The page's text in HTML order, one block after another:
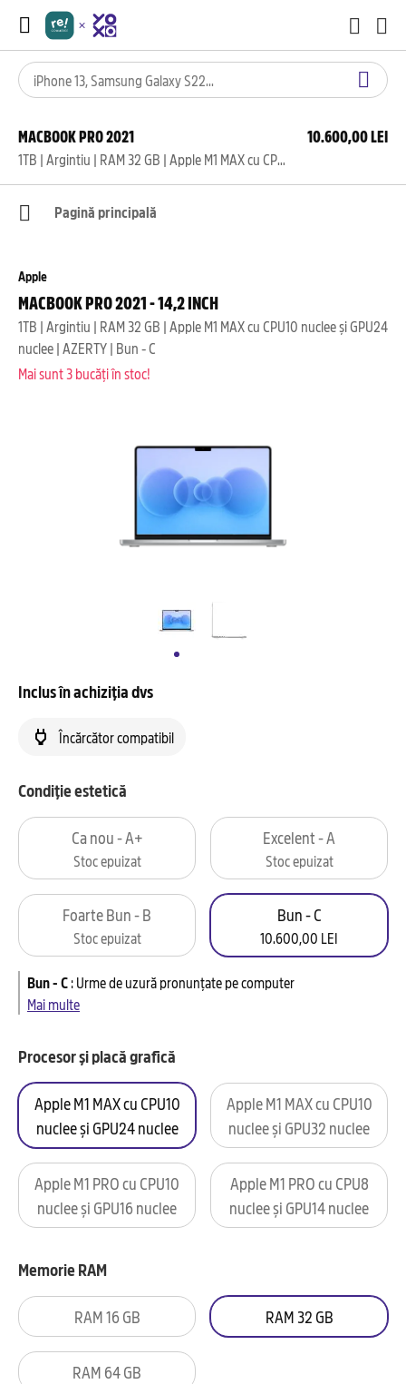
MACBOOK PRO 2021
1TB | Argintiu | RAM 32 GB | Apple M1 MAX cu CPU10 nuclee și GPU24 nuclee | AZERTY | Bun - C
10.600,00 LEI
Pagină principală
Apple
MACBOOK PRO 2021 - 14,2 INCH
1TB | Argintiu | RAM 32 GB | Apple M1 MAX cu CPU10 nuclee și GPU24
nuclee | AZERTY | Bun - C
Mai sunt 3 bucăți în stoc!
Inclus în achiziția dvs
Încărcător compatibil
Condiție estetică
Ca nou - A+
Stoc epuizat
Excelent - A
Stoc epuizat
Foarte Bun - B
Stoc epuizat
Bun - C
10.600,00 LEI
Bun - C:Urme de uzură pronunțate pe computer
Mai multe
Procesor și placă grafică
Apple M1 MAX cu CPU10
nuclee și GPU24 nuclee
Apple M1 MAX cu CPU10
nuclee și GPU32 nuclee
Apple M1 PRO cu CPU10
nuclee și GPU16 nuclee
Apple M1 PRO cu CPU8
nuclee și GPU14 nuclee
Memorie RAM
RAM 16 GB RAM 32 GB
RAM 64 GB